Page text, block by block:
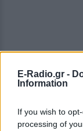
E-Radio.gr -
Information
If you wish to
processing of